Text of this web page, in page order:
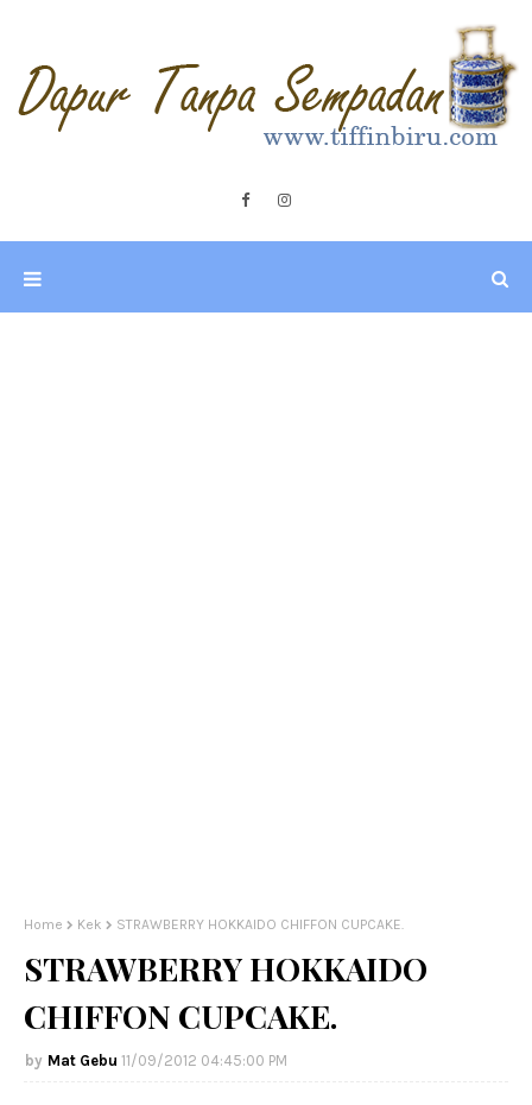
Home Kek STRAWBERRY HOKKAIDO CHIFFON CUPCAKE.
STRAWBERRY HOKKAIDO
CHIFFON CUPCAKE.
Mat Gebu 11/09/2012 04:45:00 PM